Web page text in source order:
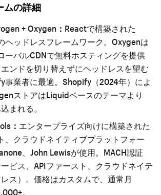
ムの詳細
+ Oxygen： Reactで構築された
ヘッドレスフレームワーク。Oxygenは
ーバルCDNで無料ホスティングを提供
ンドを切り替えずにヘッドレスを望む
事業者に最適。Shopify（2024年）によ
ストアはLiquidベースのテーマより
まれる。
： エンタープライズ向けに構築された
、クラウドネイティブプラットフォー
、John Lewisが使用。MACH認証
ービス、APIファースト、クラウドネイテ
ス）。価格はカスタムで、通常月
。